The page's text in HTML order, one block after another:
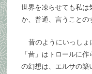
世界を凍らせても私は
か、普通、言うことの
昔のようにいっし
「昔」はトロールに
の幻想は、エルサの築